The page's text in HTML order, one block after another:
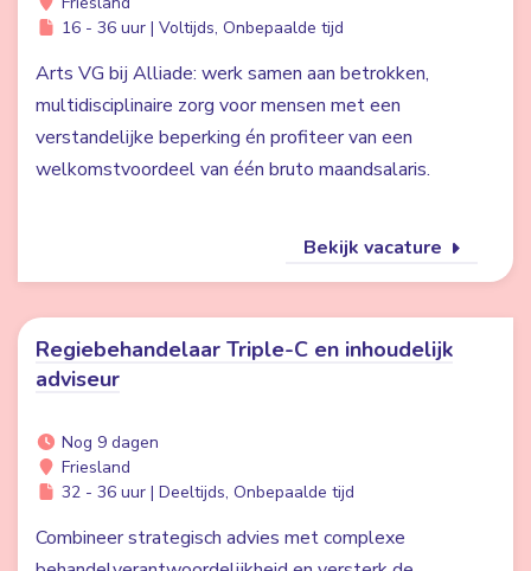
16 - 36 uur | Voltijds, Onbepaalde tijd
Arts VG bij Alliade: werk samen aan betrokken,
multidisciplinaire zorg voor mensen met een
verstandelijke beperking én profiteer van een
welkomstvoordeel van één bruto maandsalaris.
Bekijk vacature
Regiebehandelaar Triple-C en inhoudelijk
adviseur
Nog 9 dagen
Friesland
32 - 36 uur | Deeltijds, Onbepaalde tijd
Combineer strategisch advies met complexe